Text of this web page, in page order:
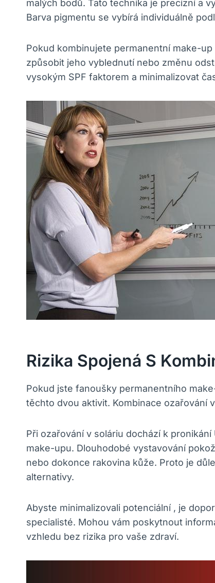
malých bodů. Tato technika je precizní a
Barva pigmentu se vybírá individuálně
Pokud kombinujete permanentní make-
způsobit jeho vyblednutí nebo změnu
vysokým SPF faktorem a minimalizovat
Rizika Spojená S
Pokud jste fanoušky permanentního
těchto dvou aktivit. Kombinace ozařování
Při ozařování v soláriu dochází k
make-upu. Dlouhodobé vystavování
nebo dokonce rakovina kůže. Proto je
alternativy.
Abyste minimalizovali potenciální , je
specialisté. Mohou vám poskytnout
vzhledu bez rizika pro vaše zdraví.